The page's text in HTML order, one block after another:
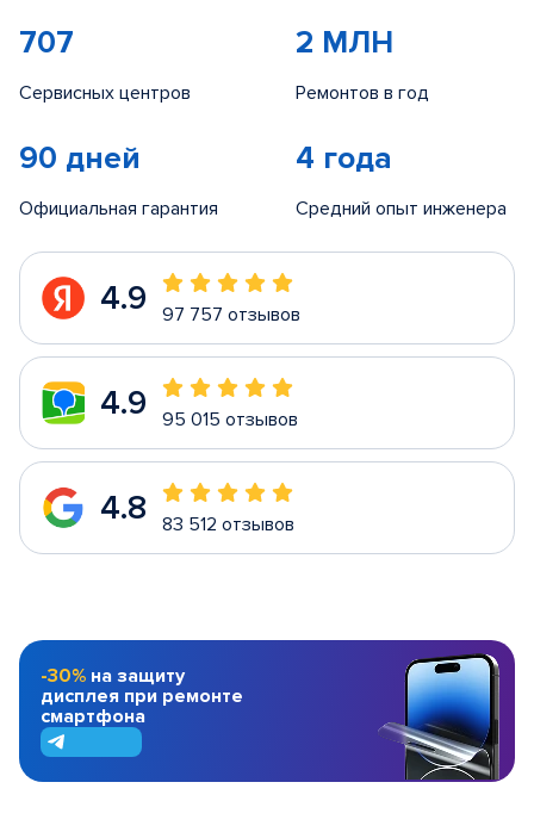
707
Сервисных центров
2 МЛН
Ремонтов в год
90 дней
Официальная гарантия
4 года
Средний опыт инженера
4.9 97 757 отзывов
4.9 95 015 отзывов
4.8 83 512 отзывов
-30% на защиту
дисплея при ремонте
смартфона